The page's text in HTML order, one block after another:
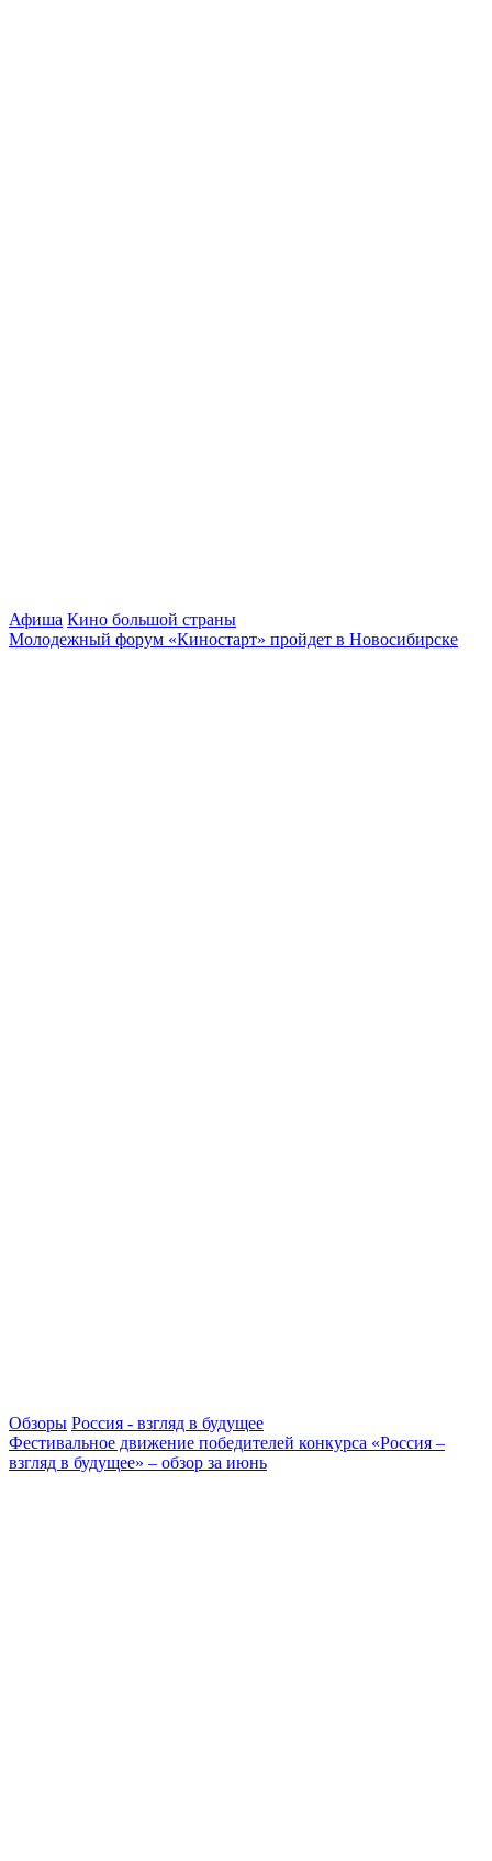
Афиша Кино большой страны
Молодежный форум «Киностарт» пройдет в Новосибирске
Обзоры Россия - взгляд в будущее
Фестивальное движение победителей конкурса «Россия –
взгляд в будущее» – обзор за июнь